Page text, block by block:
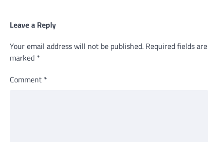
Leave a Reply
Your email address will not be published. Required fields are
marked *
Comment *